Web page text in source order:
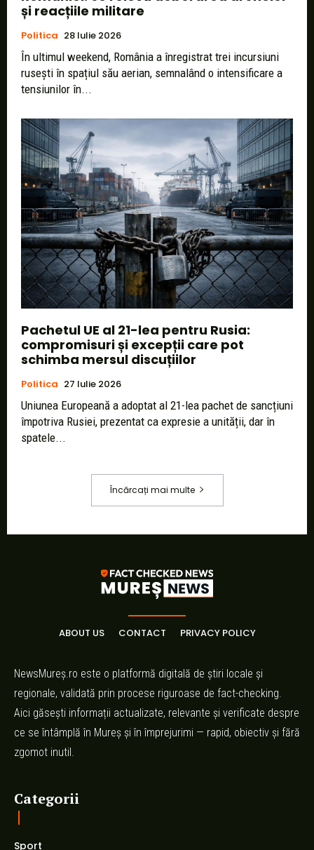
și reacțiile militare
Politica 28 Iulie 2026
În ultimul weekend, România a înregistrat trei incursiuni
rusești în spațiul său aerian, semnalând o intensificare a
tensiunilor în...
Pachetul UE al 21-lea pentru Rusia:
compromisuri și excepții care pot
schimba mersul discuțiilor
Politica 27 Iulie 2026
Uniunea Europeană a adoptat al 21-lea pachet de sancțiuni
împotriva Rusiei, prezentat ca expresie a unității, dar în
spatele...
Încărcați mai multe
ABOUT US CONTACT PRIVACY POLICY
NewsMureș.ro este o platformă digitală de știri locale și
regionale, validată prin procese riguroase de fact-checking.
Aici găsești informații actualizate, relevante și verificate despre
ce se întâmplă în Mureș și în împrejurimi — rapid, obiectiv și fără
zgomot inutil.
Categorii
Sport